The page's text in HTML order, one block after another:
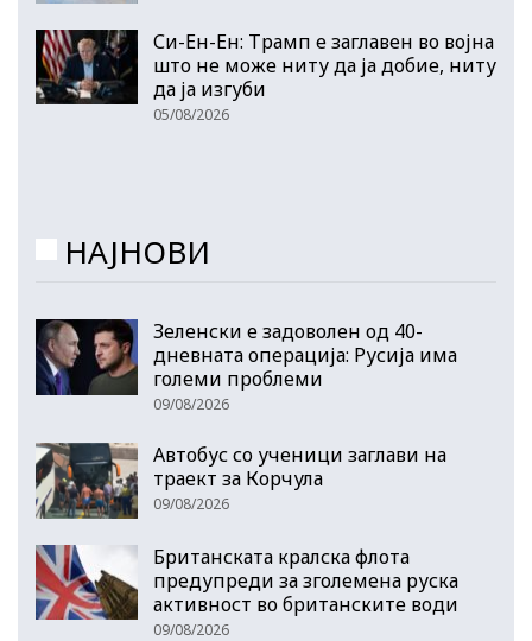
Си-Ен-Ен: Трамп е заглавен во војна
што не може ниту да ја добие, ниту
да ја изгуби
05/08/2026
НАЈНОВИ
Зеленски е задоволен од 40-
дневната операција: Русија има
големи проблеми
09/08/2026
Автобус со ученици заглави на
траект за Корчула
09/08/2026
Британската кралска флота
предупреди за зголемена руска
активност во британските води
09/08/2026